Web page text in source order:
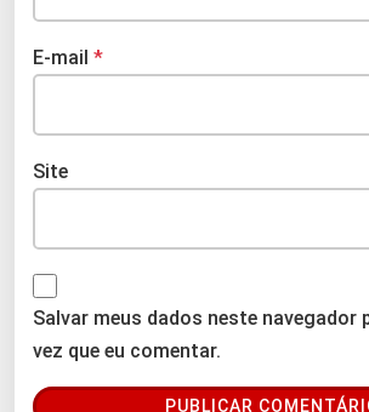
E-mail *
Site
Salvar meus dados neste navegador
vez que eu comentar.